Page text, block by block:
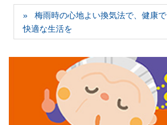
梅雨時の心地よい換気法で、健康で
快適な生活を